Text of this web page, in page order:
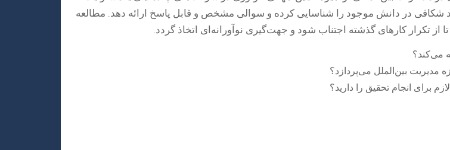
در دانش موجود را شناسایی کرده و سوالی مشخص و قابل پاسخ ارائه دهد. مطالعه
می‌کند؟
مدیریت بین‌الملل می‌پردازد؟
برای انجام تحقیق را دارید؟